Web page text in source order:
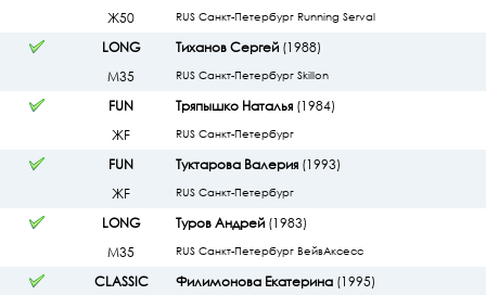
Ж50
RUS Санкт-Петербург Running Serval
LONG
М35
Тиханов Сергей(1988)
RUS Санкт-Петербург Skillon
FUN
ЖF
Тряпышко Наталья(1984)
RUS Санкт-Петербург
FUN
ЖF
Туктарова Валерия(1993)
RUS Санкт-Петербург
LONG
М35
Туров Андрей(1983)
RUS Санкт-Петербург ВейвАксесс
CLASSIC
Филимонова Екатерина(1995)